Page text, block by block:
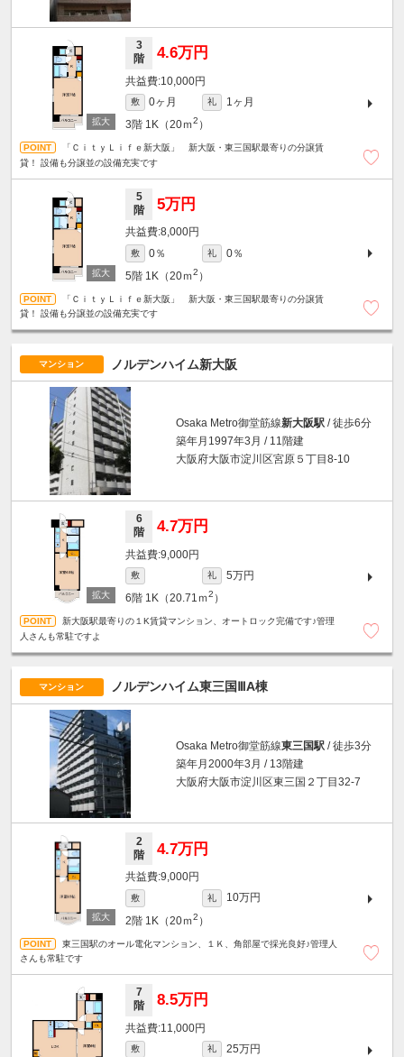
3
階
4.6万円
10,000円
敷 0ヶ月 礼
1ヶ月
3階 1K（20ｍ2 ）
「ＣｉｔｙＬｉｆｅ新大阪」 新大阪・東三国駅最寄りの分譲賃
貸！ 設備も分譲並の設備充実です
5
階
5万円
8,000円
敷 0％ 礼
0％
5階 1K（20ｍ2 ）
「ＣｉｔｙＬｉｆｅ新大阪」 新大阪・東三国駅最寄りの分譲賃
貸！ 設備も分譲並の設備充実です
マンション ノルデンハイム新大阪
Osaka Metro御堂筋線新大阪駅 / 徒歩6分
築年月1997年3月 / 11階建
大阪府大阪市淀川区宮原５丁目8-10
6
階
4.7万円
9,000円
敷 礼
5万円
6階 1K（20.71ｍ2 ）
新大阪駅最寄りの１K賃貸マンション、オートロック完備です♪管理
人さんも常駐ですよ
マンション ノルデンハイム東三国ⅢA棟
Osaka Metro御堂筋線東三国駅 / 徒歩3分
築年月2000年3月 / 13階建
大阪府大阪市淀川区東三国２丁目32-7
2
階
4.7万円
9,000円
敷 礼
10万円
2階 1K（20ｍ2 ）
東三国駅のオール電化マンション、１Ｋ、角部屋で採光良好♪管理人
さんも常駐です
7
階
8.5万円
11,000円
敷 礼
25万円